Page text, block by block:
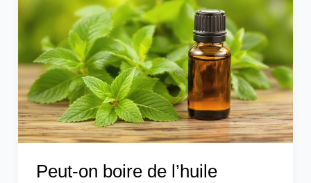
Peut-on boire de l’huile
boire
l’huile
essentielle
de
menthe
poivrée
?